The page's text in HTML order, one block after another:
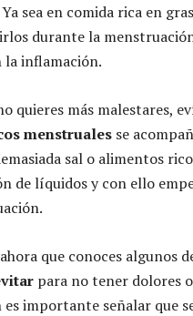
Ya sea en comida rica en
durante la
la inflamación.
quieres más malestares,
menstruales se
sal o alimentos
de líquidos y con ello
que conoces algunos
para no tener dolores
es importante señalar que